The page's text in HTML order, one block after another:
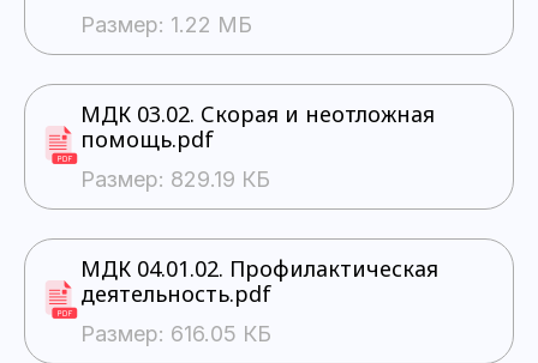
Размер: 1.22 МБ
МДК 03.02. Скорая и неотложная
помощь.pdf
Размер: 829.19 КБ
МДК 04.01.02. Профилактическая
деятельность.pdf
Размер: 616.05 КБ